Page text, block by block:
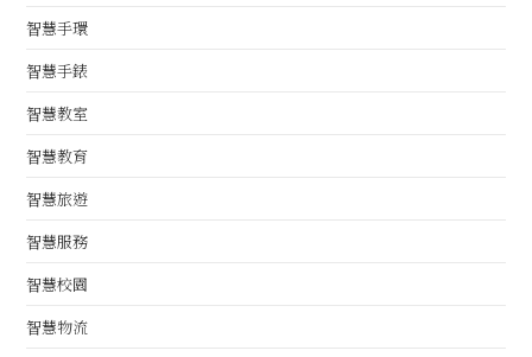
智慧手環
智慧手錶
智慧教室
智慧教育
智慧旅遊
智慧服務
智慧校園
智慧物流